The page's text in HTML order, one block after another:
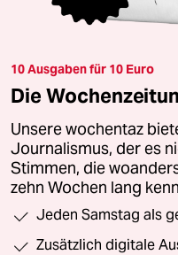
10 Ausgaben für 10 Euro
Die
Unsere wochentaz
Journalismus, der es
Stimmen, die
zehn Wochen lang
Jeden Samstag als
Zusätzlich digitale